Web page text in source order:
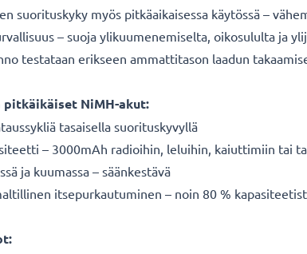
suorituskyky myös pitkäaikaisessa käytössä –
– suoja ylikuumenemiselta, oikosululta ja
testataan erikseen ammattitason laadun
pitkäikäiset NiMH-akut:
tasaisella suorituskyvyllä
– 3000mAh radioihin, leluihin, kaiuttimiin tai
ja kuumassa – säänkestävä
itsepurkautuminen – noin 80 %